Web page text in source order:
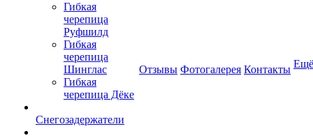
Гибкая
черепица
Руфшилд
Гибкая
черепица
Шинглас
Гибкая
черепица Дёке
Снегозадержатели
Отзывы Фотогалерея Контакты Ещё